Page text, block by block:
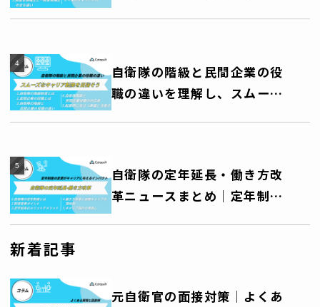
パスを徹底解説！
自衛隊の階級と民間企業の役
職の違いを理解し、スムーズ
なキャリア転換を目指そう
自衛隊の定年延長・働き方改
革ニュースまとめ｜定年制度
の変更がキャリアに与えるイ
新着記事
元自衛官の面接対策│よくあ